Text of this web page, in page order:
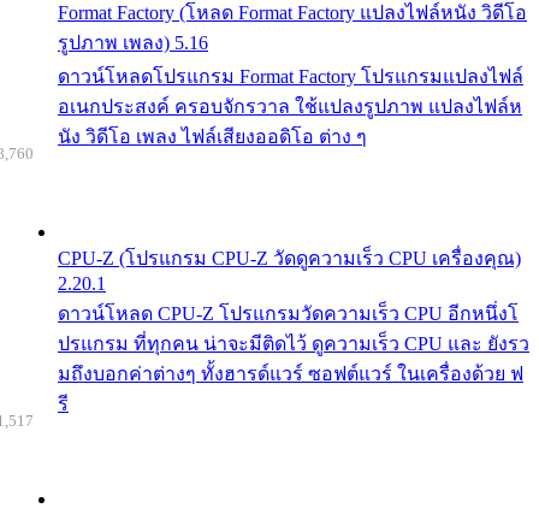
Format Factory (โหลด Format Factory แปลงไฟล์หนัง วิดีโอ
รูปภาพ เพลง) 5.16
ดาวน์โหลดโปรแกรม Format Factory โปรแกรมแปลงไฟล์
อเนกประสงค์ ครอบจักรวาล ใช้แปลงรูปภาพ แปลงไฟล์ห
นัง วิดีโอ เพลง ไฟล์เสียงออดิโอ ต่าง ๆ
CPU-Z (โปรแกรม CPU-Z วัดดูความเร็ว CPU เครื่องคุณ)
2.20.1
ดาวน์โหลด CPU-Z โปรแกรมวัดความเร็ว CPU อีกหนึ่งโ
ปรแกรม ที่ทุกคน น่าจะมีติดไว้ ดูความเร็ว CPU และ ยังรว
มถึงบอกค่าต่างๆ ทั้งฮารด์แวร์ ซอฟต์แวร์ ในเครื่องด้วย ฟ
รี